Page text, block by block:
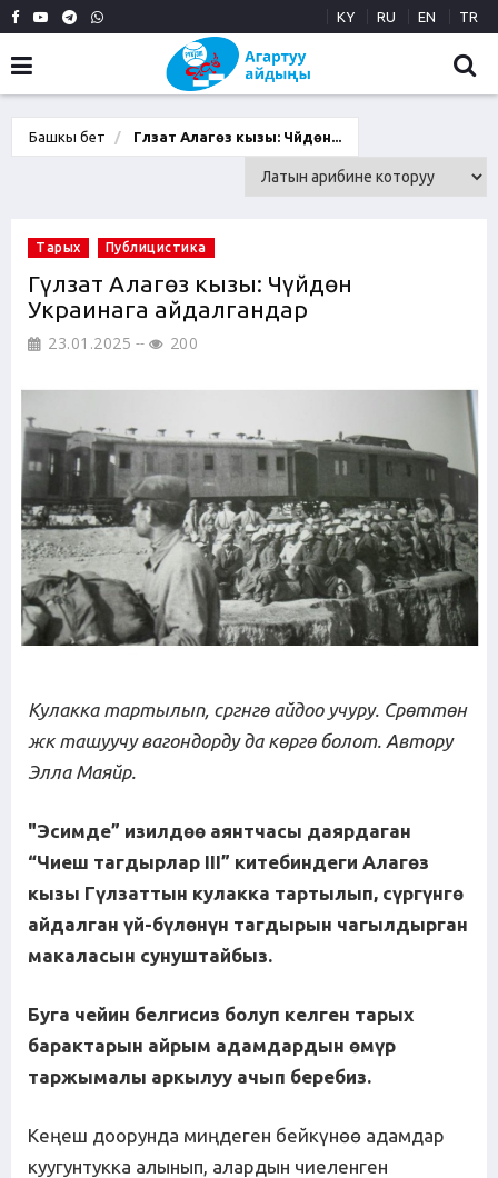
KY RU EN TR
Башкы бет Гүлзат Алагөз кызы: Чүйдөн...
Тарых Публицистика
Гүлзат Алагөз кызы: Чүйдөн
Украинага айдалгандар
23.01.2025 200
Кулакка тартылып, сргнгө айдоо учуру. Срөттөн
жк ташуучу вагондорду да көргө болот. Автору
Элла Маяйр.
"Эсимде” изилдөө аянтчасы даярдаган
“Чиеш тагдырлар III” китебиндеги Алагөз
кызы Гүлзаттын кулакка тартылып, сүргүнгө
айдалган үй-бүлөнүн тагдырын чагылдырган
макаласын сунуштайбыз.
Буга чейин белгисиз болуп келген тарых
барактарын айрым адамдардын өмүр
таржымалы аркылуу ачып беребиз.
Кеңеш доорунда миңдеген бейкүнөө адамдар
куугунтукка алынып, алардын чиеленген